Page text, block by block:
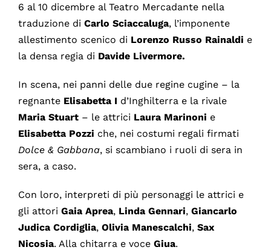
6 al 10 dicembre al Teatro Mercadante nella
traduzione di Carlo Sciaccaluga, l’imponente
allestimento scenico di Lorenzo Russo Rainaldi e
la densa regia di Davide Livermore.
In scena, nei panni delle due regine cugine – la
regnante Elisabetta I d’Inghilterra e la rivale
Maria Stuart– le attrici Laura Marinoni e
Elisabetta Pozzi che, nei costumi regali firmati
Dolce & Gabbana, si scambiano i ruoli di sera in
sera, a caso.
Con loro, interpreti di più personaggi le attrici e
gli attori Gaia Aprea, Linda Gennari, Giancarlo
Judica Cordiglia, Olivia Manescalchi, Sax
Nicosia. Alla chitarra e voce Giua.